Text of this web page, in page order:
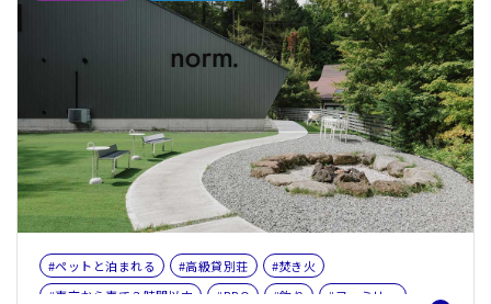
#ペットと泊まれる #高級貸別荘
#焚き火
#東京から車で３時間以内
#BBQ #釣り
#ファミリー